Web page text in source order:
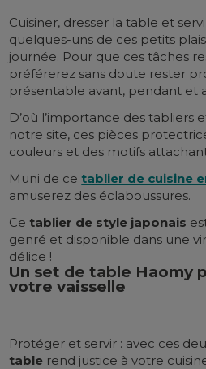
Cuisiner, dresser la table et
quelques-uns de ces petits
journée. Pour que ces tâches
préférerez sans doute rester
présentable avant, pendant et
D’où l’importance des tabliers
notre site, ces pièces
couleurs et des motifs
Muni de cetablier de cuisine
amuserez des éclaboussures.
Ce tablier de style japonais
genré et disponible dans une
délice !
Un set de table Haomy
votre vaisselle
Protéger et servir : avec ces
table rend justice à votre